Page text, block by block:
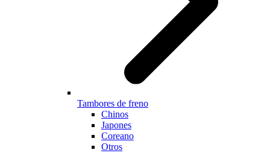
Tambores de freno
Chinos
Japones
Coreano
Otros